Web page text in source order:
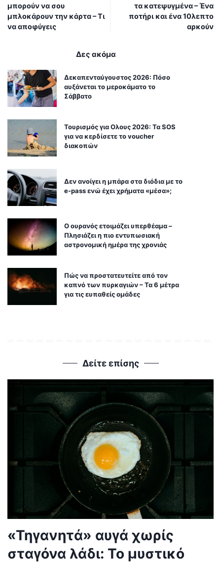
μπορούν να σου
μπλοκάρουν την κάρτα – Τι
να αποφύγεις
τα κατεψυγμένα – Ένα
ποτήρι και ένα 10λεπτο
αρκούν
Δες ακόμα
Δεκαπενταύγουστος 2026: Πόσο
αυξάνεται το μεροκάματο το
Σάββατο
Τουρισμός για Ολους 2026: Τα SOS
για να κερδίσετε το voucher
διακοπών
Δεν ανοίγει η μπάρα στα διόδια με το
e-pass ενώ έχει χρήματα «μέσα»;
Ο ουρανός ετοιμάζει υπερθέαμα –
Πλησιάζει η πιο εντυπωσιακή
αστρονομική ημέρα της χρονιάς
Πώς να προστατευτείτε από τον
καπνό των πυρκαγιών – Τα 6 μέτρα
για τις ευπαθείς ομάδες
Δείτε επίσης
«Τηγανητά» αυγά χωρίς
σταγόνα λάδι: Το μυστικό